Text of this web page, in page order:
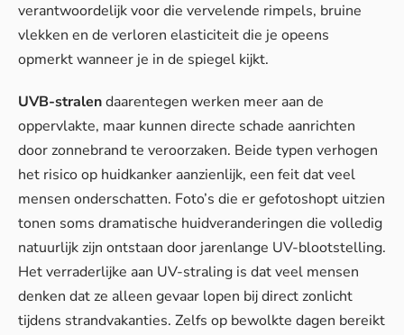
verantwoordelijk voor die vervelende rimpels, bruine
vlekken en de verloren elasticiteit die je opeens
opmerkt wanneer je in de spiegel kijkt.
UVB-stralendaarentegen werken meer aan de
oppervlakte, maar kunnen directe schade aanrichten
door zonnebrand te veroorzaken. Beide typen verhogen
het risico op huidkanker aanzienlijk, een feit dat veel
mensen onderschatten. Foto’s die er gefotoshopt uitzien
tonen soms dramatische huidveranderingen die volledig
natuurlijk zijn ontstaan door jarenlange UV-blootstelling.
Het verraderlijke aan UV-straling is dat veel mensen
denken dat ze alleen gevaar lopen bij direct zonlicht
tijdens strandvakanties. Zelfs op bewolkte dagen bereikt